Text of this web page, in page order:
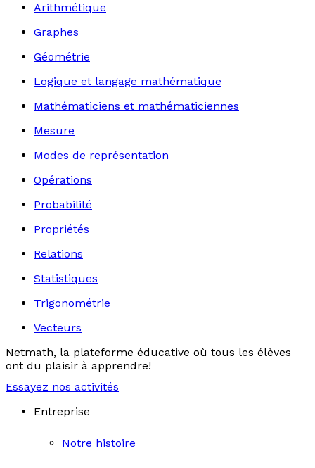
Arithmétique
Graphes
Géométrie
Logique et langage mathématique
Mathématiciens et mathématiciennes
Mesure
Modes de représentation
Opérations
Probabilité
Propriétés
Relations
Statistiques
Trigonométrie
Vecteurs
Netmath, la plateforme éducative où tous les élèves
ont du plaisir à apprendre!
Essayez nos activités
Entreprise
Notre histoire